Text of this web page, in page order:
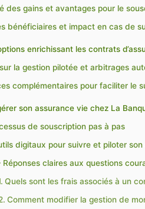
des gains et avantages pour le
bénéficiaires et impact en cas de
enrichissant les contrats
la gestion pilotée et arbitrages
complémentaires pour faciliter le
son assurance vie chez La
de souscription pas à pas
digitaux pour suivre et piloter
Réponses claires aux questions
Quels sont les frais associés à un
Comment modifier la gestion de